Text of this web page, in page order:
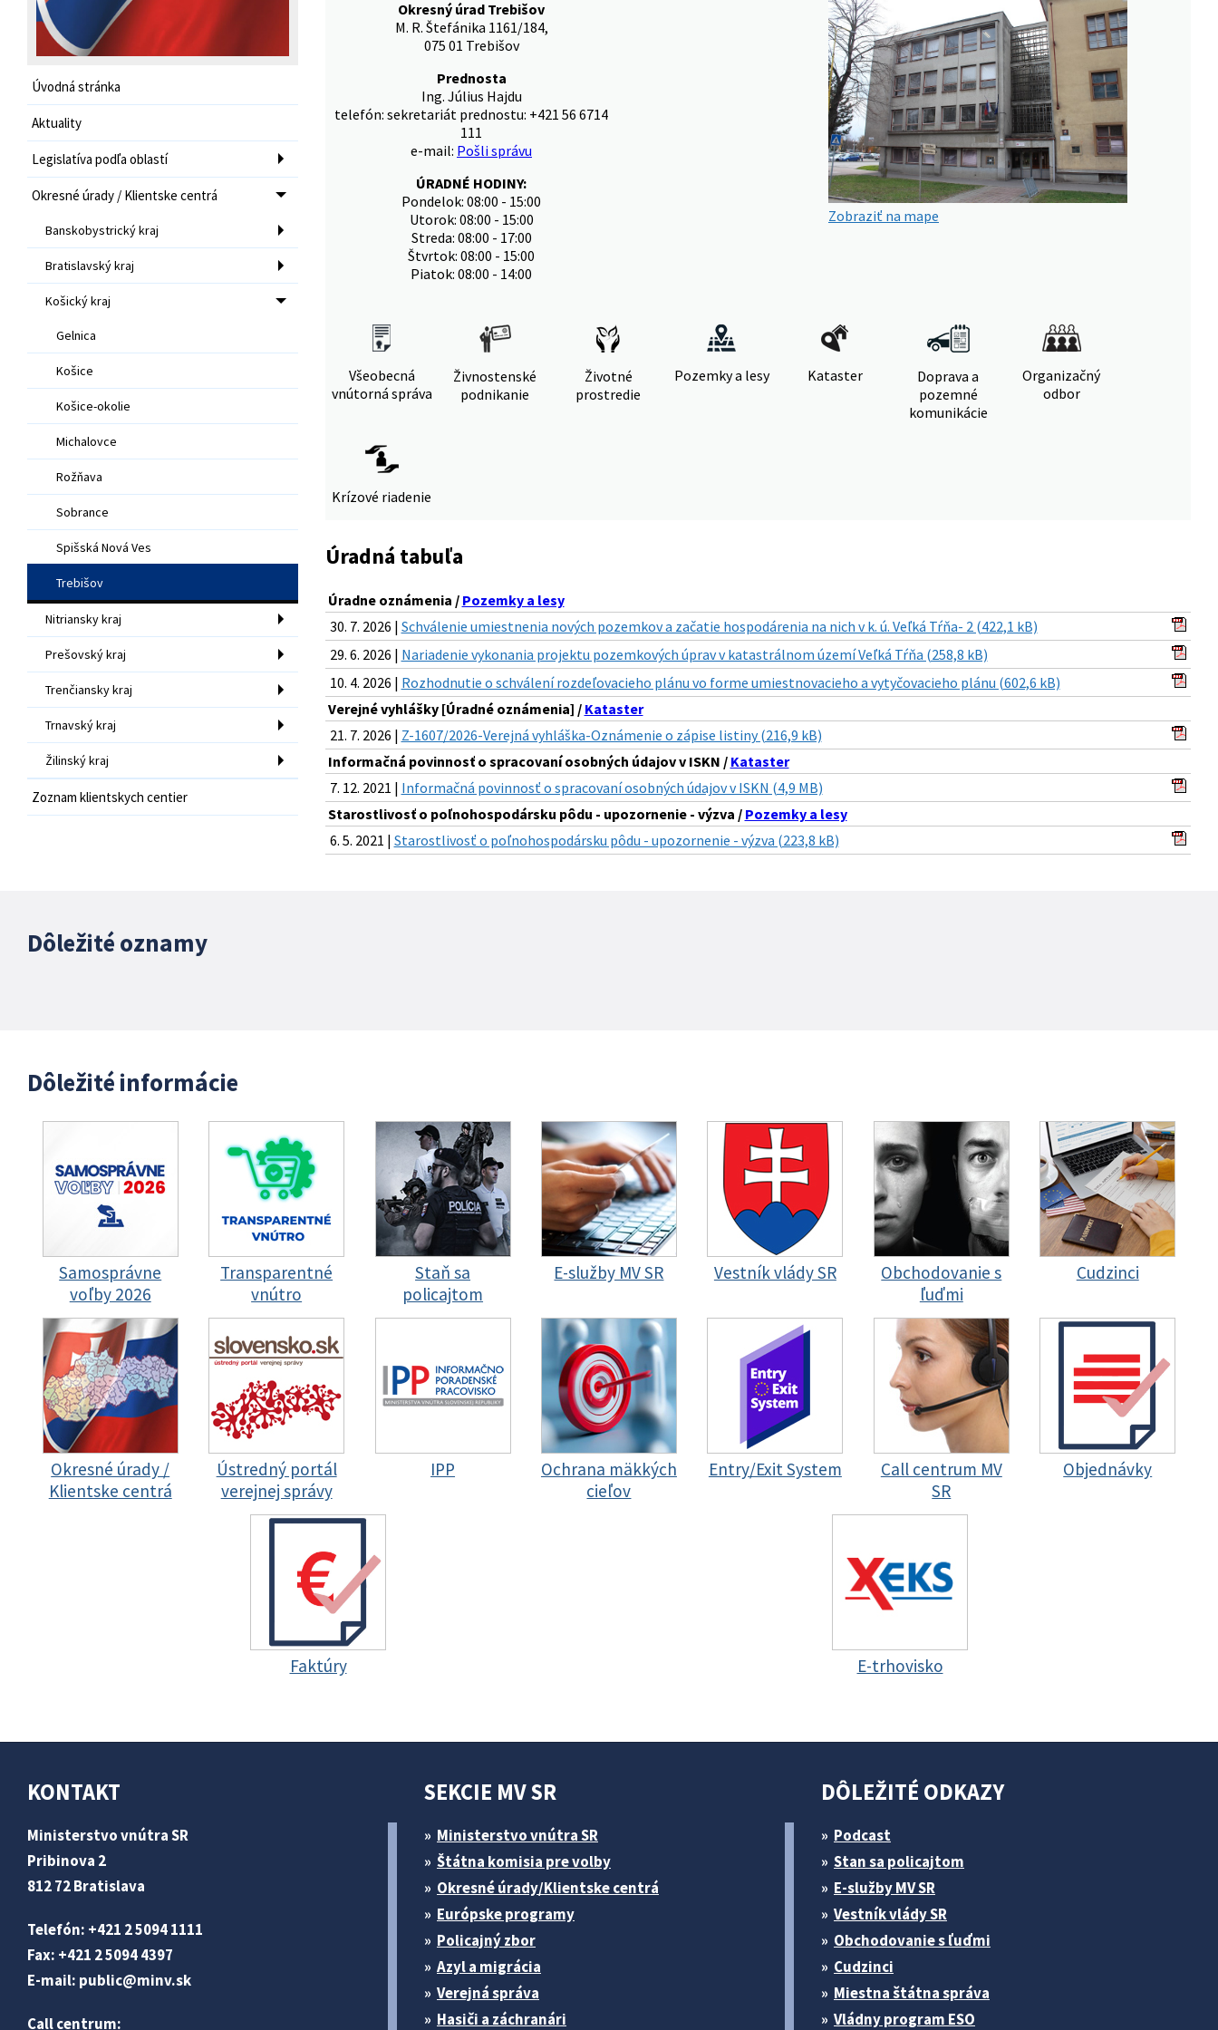
Úvodná stránka
Aktuality
Legislatíva podľa oblastí
Okresné úrady / Klientske centrá
Banskobystrický kraj
Bratislavský kraj
Košický kraj
Gelnica
Košice
Košice-okolie
Michalovce
Rožňava
Sobrance
Spišská Nová Ves
Trebišov
Nitriansky kraj
Prešovský kraj
Trenčiansky kraj
Trnavský kraj
Žilinský kraj
Zoznam klientskych centier
Okresný úrad Trebišov
M. R. Štefánika 1161/184,
075 01 Trebišov
Prednosta
Ing. Július Hajdu
telefón: sekretariát prednostu: +421 56 6714
111
e-mail: Pošli správu
ÚRADNÉ HODINY:
Pondelok: 08:00 - 15:00
Utorok: 08:00 - 15:00
Streda: 08:00 - 17:00
Štvrtok: 08:00 - 15:00
Piatok: 08:00 - 14:00
Zobraziť na mape
Všeobecná
vnútorná správa
Živnostenské
podnikanie
Životné
prostredie
Pozemky a lesy Kataster
Doprava a
pozemné
komunikácie
Organizačný
odbor
Krízové riadenie
Úradná tabuľa
Úradne oznámenia / Pozemky a lesy
30. 7. 2026 | Schválenie umiestnenia nových pozemkov a začatie hospodárenia na nich v k. ú. Veľká Tŕňa- 2 (422,1 kB)
29. 6. 2026 | Nariadenie vykonania projektu pozemkových úprav v katastrálnom území Veľká Tŕňa (258,8 kB)
10. 4. 2026 | Rozhodnutie o schválení rozdeľovacieho plánu vo forme umiestnovacieho a vytyčovacieho plánu (602,6 kB)
Verejné vyhlášky [Úradné oznámenia] / Kataster
21. 7. 2026 | Z-1607/2026-Verejná vyhláška-Oznámenie o zápise listiny (216,9 kB)
Informačná povinnosť o spracovaní osobných údajov v ISKN / Kataster
7. 12. 2021 | Informačná povinnosť o spracovaní osobných údajov v ISKN (4,9 MB)
Starostlivosť o poľnohospodársku pôdu - upozornenie - výzva / Pozemky a lesy
6. 5. 2021 | Starostlivosť o poľnohospodársku pôdu - upozornenie - výzva (223,8 kB)
Dôležité oznamy
Dôležité informácie
Samosprávne
voľby 2026
Transparentné
vnútro
Staň sa
policajtom
E-služby MV SR Vestník vlády SR
Obchodovanie s
ľuďmi
Cudzinci
Okresné úrady /
Klientske centrá
Ústredný portál
verejnej správy
IPP
Ochrana mäkkých
cieľov
Entry/Exit System
Call centrum MV
SR
Objednávky
Faktúry E-trhovisko
KONTAKT
Ministerstvo vnútra SR
Pribinova 2
812 72 Bratislava
Telefón: +421 2 5094 1111
Fax: +421 2 5094 4397
E-mail: public@minv.sk
Call centrum:
SEKCIE MV SR
Ministerstvo vnútra SR
Štátna komisia pre volby
Okresné úrady/Klientske centrá
Európske programy
Policajný zbor
Azyl a migrácia
Verejná správa
Hasiči a záchranári
DÔLEŽITÉ ODKAZY
Podcast
Stan sa policajtom
E-služby MV SR
Vestník vlády SR
Obchodovanie s ľuďmi
Cudzinci
Miestna štátna správa
Vládny program ESO